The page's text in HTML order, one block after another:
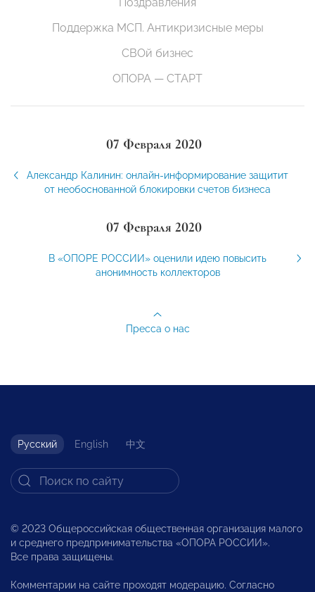
Поддержка МСП. Антикризисные меры
СВОй бизнес
ОПОРА — СТАРТ
07 Февраля 2020
Александр Калинин: онлайн-информирование защитит
от необоснованной блокировки счетов бизнеса
07 Февраля 2020
В «ОПОРЕ РОССИИ» оценили идею повысить
анонимность коллекторов
Пресса о нас
Русский English 中文
© 2023 Общероссийская общественная организация малого
и среднего предпринимательства «ОПОРА РОССИИ».
Все права защищены.
Комментарии на сайте проходят модерацию. Согласно